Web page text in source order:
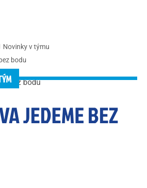
Novinky v týmu
bodu
JEDEME BEZ